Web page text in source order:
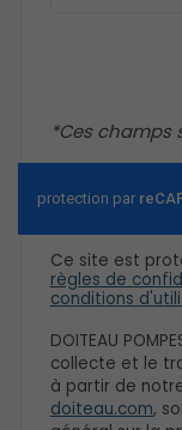
*Ces champs
Ce site est
règles de
conditions
DOITEAU
collecte et le
à partir de
doiteau.com,